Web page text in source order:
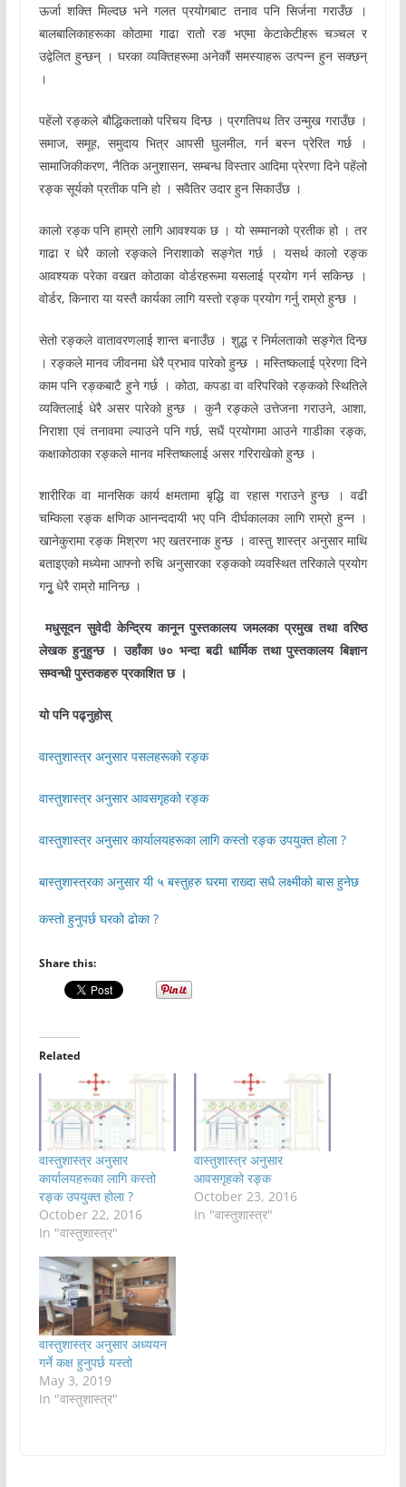
ऊर्जा शक्ति मिल्दछ भने गलत प्रयोगबाट तनाव पनि सिर्जना गराउँछ ।
बालबालिकाहरूका कोठामा गाढा रातो रङ भएमा केटाकेटीहरू चञ्चल र
उद्वेलित हुन्छन् । घरका व्यक्तिहरूमा अनेकौं समस्याहरू उत्पन्न हुन सक्छन्
।
पहेंलो रङ्कले बौद्धिकताको परिचय दिन्छ । प्रगतिपथ तिर उन्मुख गराउँछ ।
समाज, समूह, समुदाय भित्र आपसी घुलमील, गर्न बस्न प्रेरित गर्छ ।
सामाजिकीकरण, नैतिक अनुशासन, सम्बन्ध विस्तार आदिमा प्रेरणा दिने पहेंलो
रङ्क सूर्यको प्रतीक पनि हो । सवैतिर उदार हुन सिकाउँछ ।
कालो रङ्क पनि हाम्रो लागि आवश्यक छ । यो सम्मानको प्रतीक हो । तर
गाढा र धेरै कालो रङ्कले निराशाको सङ्गेत गर्छ । यसर्थ कालो रङ्क
आवश्यक परेका वखत कोठाका वोर्डरहरूमा यसलाई प्रयोग गर्न सकिन्छ ।
वोर्डर, किनारा या यस्तै कार्यका लागि यस्तो रङ्क प्रयोग गर्नु राम्रो हुन्छ ।
सेतो रङ्कले वातावरणलाई शान्त बनाउँछ । शुद्ध र निर्मलताको सङ्गेत दिन्छ
। रङ्कले मानव जीवनमा धेरै प्रभाव पारेको हुन्छ । मस्तिष्कलाई प्रेरणा दिने
काम पनि रङ्कबाटै हुने गर्छ । कोठा, कपडा वा वरिपरिको रङ्कको स्थितिले
व्यक्तिलाई धेरै असर पारेको हुन्छ । कुनै रङ्कले उत्तेजना गराउने, आशा,
निराशा एवं तनावमा ल्याउने पनि गर्छ, सधैं प्रयोगमा आउने गाडीका रङ्क,
कक्षाकोठाका रङ्कले मानव मस्तिष्कलाई असर गरिराखेको हुन्छ ।
शारीरिक वा मानसिक कार्य क्षमतामा बृद्धि वा रहास गराउने हुन्छ । वढी
चम्किला रङ्क क्षणिक आनन्ददायी भए पनि दीर्घकालका लागि राम्रो हुन्न ।
खानेकुरामा रङ्क मिश्रण भए खतरनाक हुन्छ । वास्तु शास्त्र अनुसार माथि
बताइएको मध्येमा आफ्नो रुचि अनुसारका रङ्कको व्यवस्थित तरिकाले प्रयोग
गनुृ धेरै राम्रो मानिन्छ ।
मधुसूदन सुवेदी केन्द्रिय कानून पुस्तकालय जमलका प्रमुख तथा वरिष्ठ
लेखक हुनुहुन्छ । उहाँका ७० भन्दा बढी धार्मिक तथा पुस्तकालय बिज्ञान
सम्वन्धी पुस्तकहरु प्रकाशित छ ।
यो पनि पढ्नुहोस्
वास्तुशास्त्र अनुसार पसलहरूको रङ्क
वास्तुशास्त्र अनुसार आवसगृहको रङ्क
वास्तुशास्त्र अनुसार कार्यालयहरूका लागि कस्तो रङ्क उपयुक्त होला ?
बास्तुशास्त्रका अनुसार यी ५ बस्तुहरु घरमा राख्दा सधै लक्ष्मीको बास हुनेछ
कस्तो हुनुपर्छ घरको ढोका ?
Share this:
Related
वास्तुशास्त्र अनुसार
कार्यालयहरूका लागि कस्तो
रङ्क उपयुक्त होला ?
October 22, 2016
In "वास्तुशास्त्र"
वास्तुशास्त्र अनुसार
आवसगृहको रङ्क
October 23, 2016
In "वास्तुशास्त्र"
वास्तुशास्त्र अनुसार अध्ययन
गर्ने कक्ष हुनुपर्छ यस्तो
May 3, 2019
In "वास्तुशास्त्र"